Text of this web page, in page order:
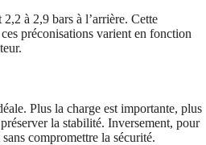
à 2,9 bars à l’arrière. Cette
préconisations varient en fonction
Plus la charge est importante, plus
la stabilité. Inversement, pour
compromettre la sécurité.